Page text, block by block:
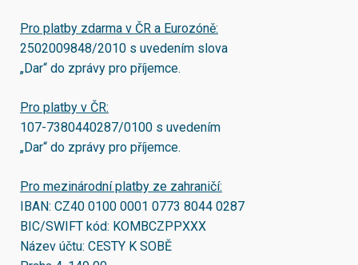
Pro platby zdarma v ČR a Eurozóně:
2502009848/2010 s uvedením slova
„Dar“ do zprávy pro příjemce.
Pro platby v ČR:
107-7380440287/0100 s uvedením
„Dar“ do zprávy pro příjemce.
Pro mezinárodní platby ze zahraničí:
IBAN: CZ40 0100 0001 0773 8044 0287
BIC/SWIFT kód: KOMBCZPPXXX
Název účtu: CESTY K SOBĚ